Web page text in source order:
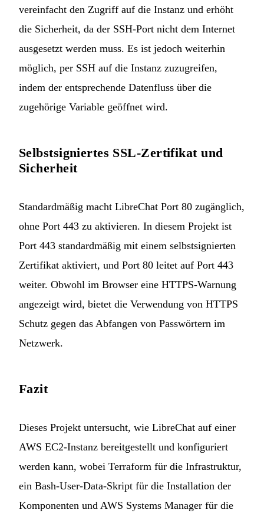
vereinfacht den Zugriff auf die Instanz und erhöht
die Sicherheit, da der SSH-Port nicht dem Internet
ausgesetzt werden muss. Es ist jedoch weiterhin
möglich, per SSH auf die Instanz zuzugreifen,
indem der entsprechende Datenfluss über die
zugehörige Variable geöffnet wird.
Selbstsigniertes SSL-Zertifikat und
Sicherheit
Standardmäßig macht LibreChat Port 80 zugänglich,
ohne Port 443 zu aktivieren. In diesem Projekt ist
Port 443 standardmäßig mit einem selbstsignierten
Zertifikat aktiviert, und Port 80 leitet auf Port 443
weiter. Obwohl im Browser eine HTTPS-Warnung
angezeigt wird, bietet die Verwendung von HTTPS
Schutz gegen das Abfangen von Passwörtern im
Netzwerk.
Fazit
Dieses Projekt untersucht, wie LibreChat auf einer
AWS EC2-Instanz bereitgestellt und konfiguriert
werden kann, wobei Terraform für die Infrastruktur,
ein Bash-User-Data-Skript für die Installation der
Komponenten und AWS Systems Manager für die